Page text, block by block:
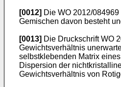
[0012] Die WO 2012/084969
Gemischen davon besteht
[0013] Die DruckschriftWO
Gewichtsverhältnis
selbstklebenden Matrix
Dispersion der
Gewichtsverhältnis von